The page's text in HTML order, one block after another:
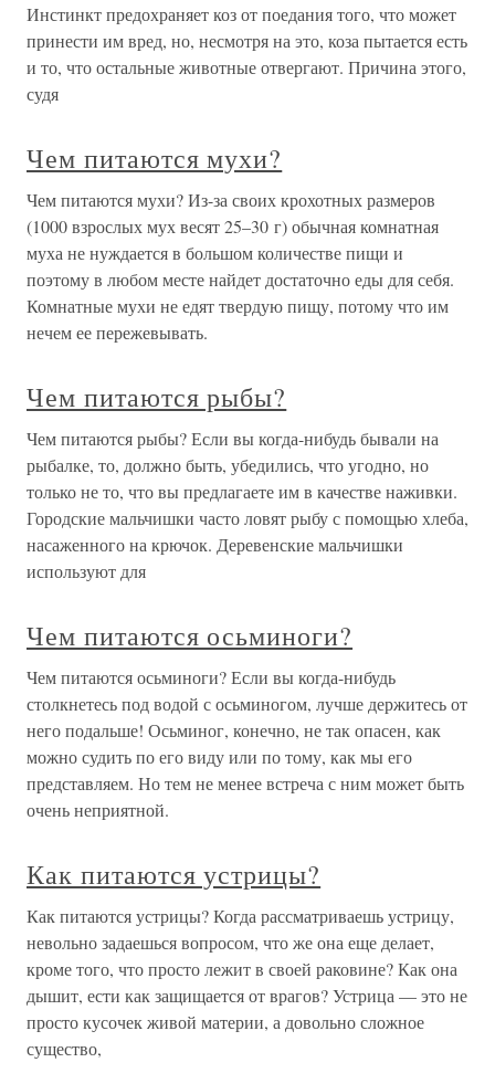
Инстинкт предохраняет коз от поедания того, что может
принести им вред, но, несмотря на это, коза пытается есть
и то, что остальные животные отвергают. Причина этого,
судя
Чем питаются мухи?
Чем питаются мухи? Из-за своих крохотных размеров
(1000 взрослых мух весят 25–30 г) обычная комнатная
муха не нуждается в большом количестве пищи и
поэтому в любом месте найдет достаточно еды для себя.
Комнатные мухи не едят твердую пищу, потому что им
нечем ее пережевывать.
Чем питаются рыбы?
Чем питаются рыбы? Если вы когда-нибудь бывали на
рыбалке, то, должно быть, убедились, что угодно, но
только не то, что вы предлагаете им в качестве наживки.
Городские мальчишки часто ловят рыбу с помощью хлеба,
насаженного на крючок. Деревенские мальчишки
используют для
Чем питаются осьминоги?
Чем питаются осьминоги? Если вы когда-нибудь
столкнетесь под водой с осьминогом, лучше держитесь от
него подальше! Осьминог, конечно, не так опасен, как
можно судить по его виду или по тому, как мы его
представляем. Но тем не менее встреча с ним может быть
очень неприятной.
Как питаются устрицы?
Как питаются устрицы? Когда рассматриваешь устрицу,
невольно задаешься вопросом, что же она еще делает,
кроме того, что просто лежит в своей раковине? Как она
дышит, ести как защищается от врагов? Устрица — это не
просто кусочек живой материи, а довольно сложное
существо,